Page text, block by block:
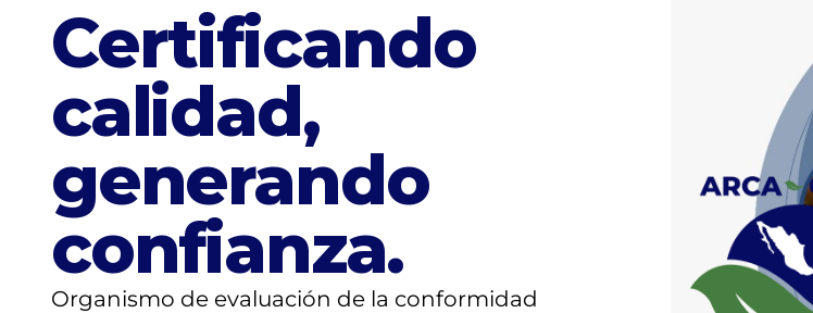
Certificando
calidad,
generando
confianza.
Organismo de evaluación de la conformidad